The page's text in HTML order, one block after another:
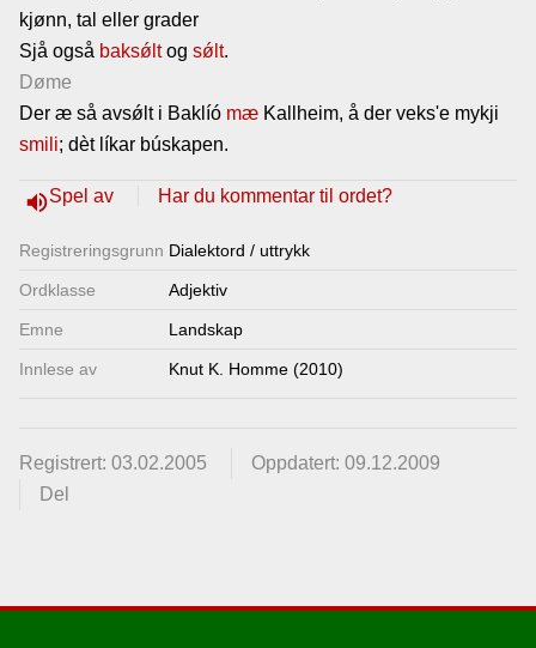
kjønn, tal eller grader
Sjå også baksǿltog sǿlt.
Døme
Der æ så avsǿlt i Baklíó mæ Kallheim, å der veks'e mykji
smili; dèt líkar búskapen.
volume_upSpel av Har du kommentar til ordet?
Registrerings­grunn Dialektord / uttrykk
Ordklasse Adjektiv
Emne Landskap
Innlese av Knut K. Homme (2010)
Registrert: 03.02.2005
Oppdatert: 09.12.2009
Del
Gjestebok
Nyhende
Lenkjer
Kontakt